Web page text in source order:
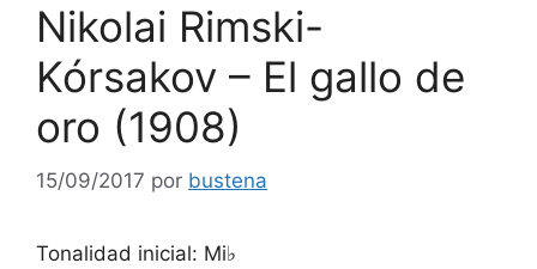
Nikolai Rimski-
Kórsakov – El gallo de
oro (1908)
15/09/2017 por bustena
Tonalidad inicial: Mi♭